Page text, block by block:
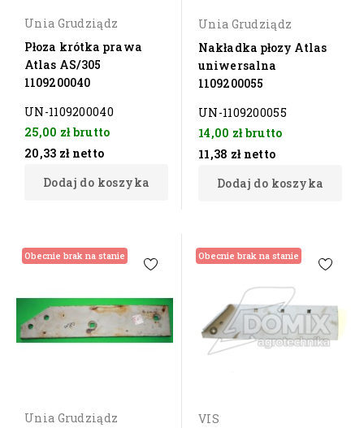
Unia Grudziądz
Płoza krótka prawa
Atlas AS/305
1109200040
UN-1109200040
25,00 złbrutto
20,33 zł netto
Dodaj do koszyka
Unia Grudziądz
Nakładka płozy Atlas
uniwersalna
1109200055
UN-1109200055
14,00 złbrutto
11,38 zł netto
Dodaj do koszyka
Obecnie brak na stanie
Unia Grudziądz
Obecnie brak na stanie
VIS